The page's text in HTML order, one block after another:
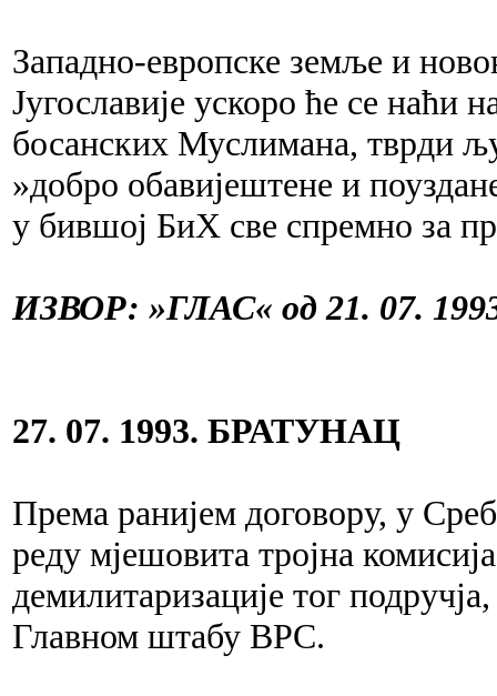
Западно-европске земље и
Југославије ускоро ће се наћи
босанских Муслимана, тврди
»добро обавијештене и
у бившој БиХ све спремно за
ИЗВОР: »ГЛАС« од 21. 07.
27. 07. 1993. БРАТУНАЦ
Према ранијем договору, у
реду мјешовита тројна
демилитаризације тог
Главном штабу ВРС.